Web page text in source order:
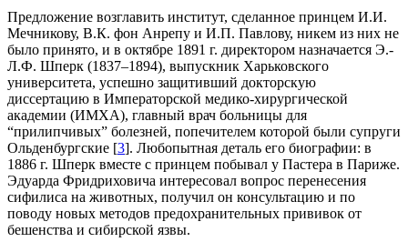
Предложение возглавить институт, сделанное принцем И.И.
Мечникову, В.К. фон Анрепу и И.П. Павлову, никем из них не
было принято, и в октябре 1891 г. директором назначается Э.-
Л.Ф. Шперк (1837–1894), выпускник Харьковского
университета, успешно защитивший докторскую
диссертацию в Императорской медико-хирургической
академии (ИМХА), главный врач больницы для
“прилипчивых” болезней, попечителем которой были супруги
Ольденбургские [3]. Любопытная деталь его биографии: в
1886 г. Шперк вместе с принцем побывал у Пастера в Париже.
Эдуарда Фридриховича интересовал вопрос перенесения
сифилиса на животных, получил он консультацию и по
поводу новых методов предохранительных прививок от
бешенства и сибирской язвы.